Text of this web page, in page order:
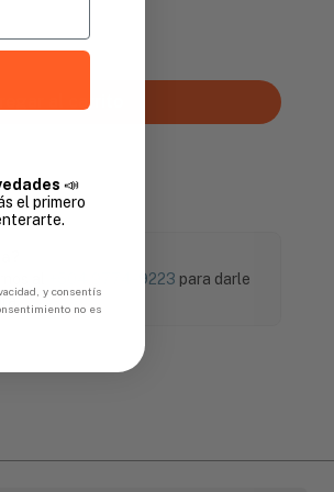
al carrito
+504 9774-9223 para darle
📣
el primero
y consentís
no es